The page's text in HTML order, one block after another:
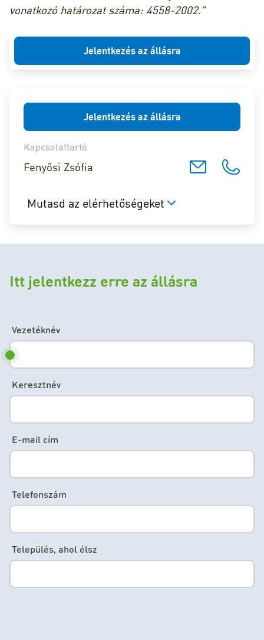
vonatkozó határozat száma: 4558-2002.”
Jelentkezés az állásra
Jelentkezés az állásra
Kapcsolattartó
Fenyősi Zsófia
Mutasd az elérhetőségeket
Itt jelentkezz erre az állásra
Vezetéknév
Keresztnév
E-mail cím
Telefonszám
Település, ahol élsz